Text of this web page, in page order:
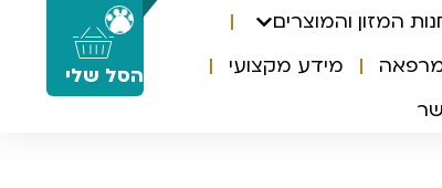
0
הסל שלי
המזון והמוצרים
מידע מקצועי